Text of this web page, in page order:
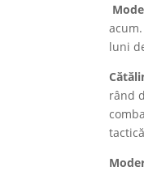
luni
rând